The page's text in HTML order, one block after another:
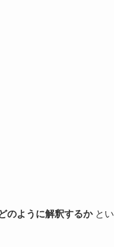
のように解釈するかとい